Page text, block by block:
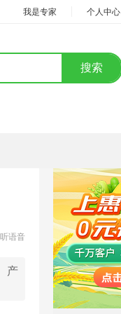
我是专家 个人中心
搜索
听语音
产